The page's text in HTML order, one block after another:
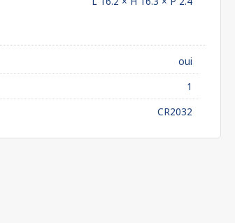
oui
1
CR2032